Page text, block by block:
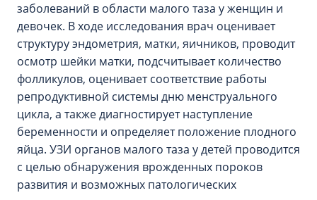
заболеваний в области малого таза у женщин и
девочек. В ходе исследования врач оценивает
структуру эндометрия, матки, яичников, проводит
осмотр шейки матки, подсчитывает количество
фолликулов, оценивает соответствие работы
репродуктивной системы дню менструального
цикла, а также диагностирует наступление
беременности и определяет положение плодного
яйца. УЗИ органов малого таза у детей проводится
с целью обнаружения врожденных пороков
развития и возможных патологических